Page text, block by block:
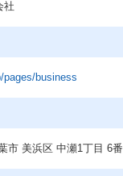
社
pages/business
市 美浜区 中瀬1丁目 6番